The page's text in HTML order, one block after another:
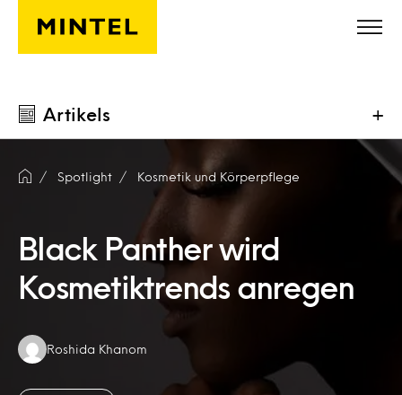
Skip to main content
Artikels +
Spotlight Kosmetik und Körperpflege
Black Panther wird
Kosmetiktrends anregen
Authors:
Roshida Khanom